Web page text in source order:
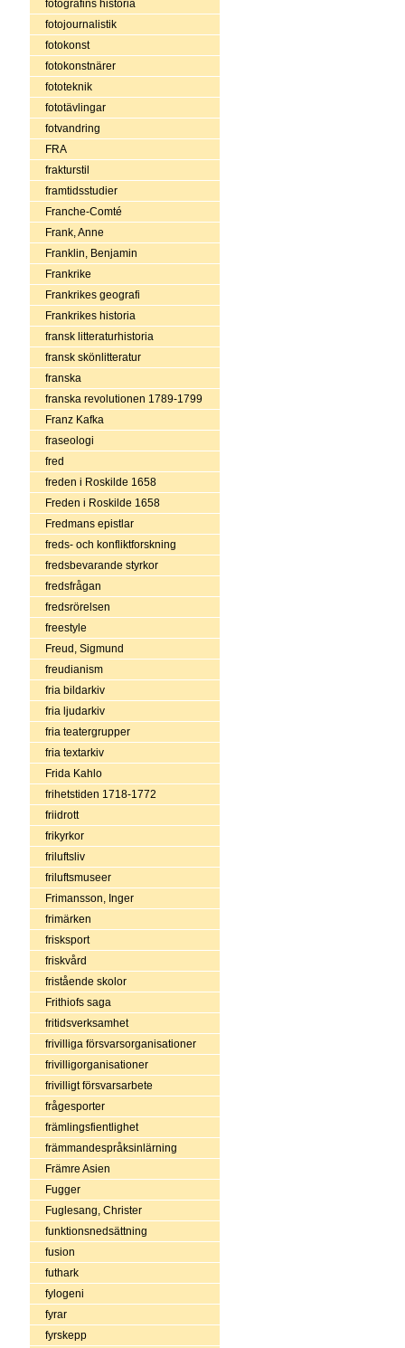
fotografins historia
fotojournalistik
fotokonst
fotokonstnärer
fototeknik
fototävlingar
fotvandring
FRA
frakturstil
framtidsstudier
Franche-Comté
Frank, Anne
Franklin, Benjamin
Frankrike
Frankrikes geografi
Frankrikes historia
fransk litteraturhistoria
fransk skönlitteratur
franska
franska revolutionen 1789-1799
Franz Kafka
fraseologi
fred
freden i Roskilde 1658
Freden i Roskilde 1658
Fredmans epistlar
freds- och konfliktforskning
fredsbevarande styrkor
fredsfrågan
fredsrörelsen
freestyle
Freud, Sigmund
freudianism
fria bildarkiv
fria ljudarkiv
fria teatergrupper
fria textarkiv
Frida Kahlo
frihetstiden 1718-1772
friidrott
frikyrkor
friluftsliv
friluftsmuseer
Frimansson, Inger
frimärken
frisksport
friskvård
fristående skolor
Frithiofs saga
fritidsverksamhet
frivilliga försvarsorganisationer
frivilligorganisationer
frivilligt försvarsarbete
frågesporter
främlingsfientlighet
främmandespråksinlärning
Främre Asien
Fugger
Fuglesang, Christer
funktionsnedsättning
fusion
futhark
fylogeni
fyrar
fyrskepp